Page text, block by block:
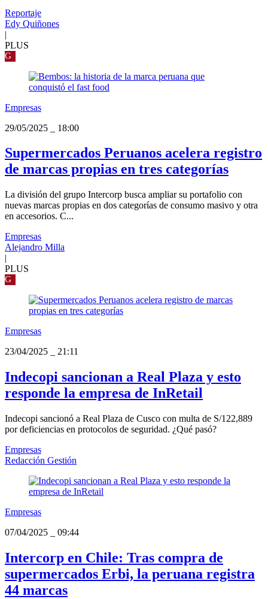
Reportaje
Edy Quiñones
|
PLUS
G
Empresas
29/05/2025
18:00
Supermercados Peruanos acelera registro
de marcas propias en tres categorías
La división del grupo Intercorp busca ampliar su portafolio con
nuevas marcas propias en dos categorías de consumo masivo y otra
en accesorios. C...
Empresas
Alejandro Milla
|
PLUS
G
Empresas
23/04/2025
21:11
Indecopi sancionan a Real Plaza y esto
responde la empresa de InRetail
Indecopi sancionó a Real Plaza de Cusco con multa de S/122,889
por deficiencias en protocolos de seguridad. ¿Qué pasó?
Empresas
Redacción Gestión
Empresas
07/04/2025
09:44
Intercorp en Chile: Tras compra de
supermercados Erbi, la peruana registra
44 marcas